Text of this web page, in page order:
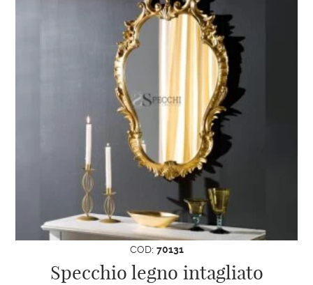
per creare un punto si stacco
dall’ambiente circostante e creare un focus su
un determinato punto della vostra casa.
E’ possibile utilizzare uno
specchio stile
barocco venezianoall’interno di un’ambiente
moderno? Certo! Noi siamo sempre
disponibili a consigliare la giusta scelta del
colore anche in base al vostro arredamento,
quindi se aveste dei dubbi sulla finitura o altro
potete sempre scriverci una mail o inviarci un
messaggio su WhatsApp. saremo disponibili
ad aiutarvi nel trovare il miglior abbinamento
per la vostra casa.COD: 70131
Specchio legno intagliato